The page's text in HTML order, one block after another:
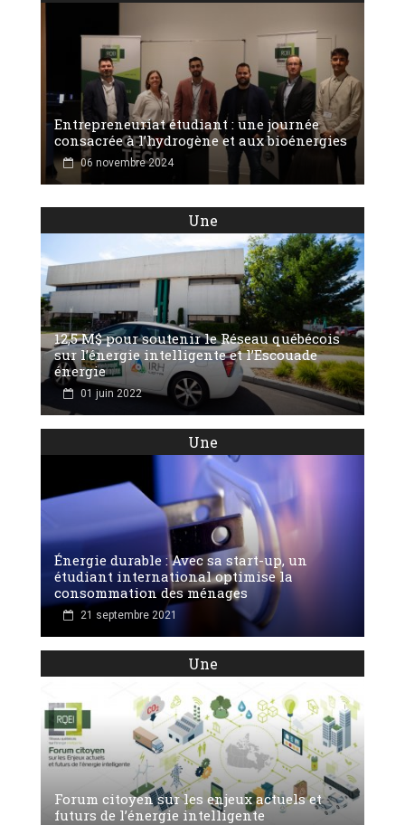
Entrepreneuriat étudiant : une journée
consacrée à l’hydrogène et aux bioénergies
06 novembre 2024
Une
12,5 M$ pour soutenir le Réseau québécois
sur l’énergie intelligente et l’Escouade
énergie
01 juin 2022
Une
Énergie durable : Avec sa start-up, un
étudiant international optimise la
consommation des ménages
21 septembre 2021
Une
Forum citoyen sur les enjeux actuels et
futurs de l’énergie intelligente